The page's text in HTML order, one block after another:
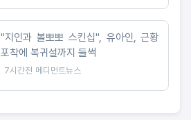
"지인과 볼뽀뽀 스킨십", 유아인, 근황
포착에 복귀설까지 들썩
7시간전 메디먼트뉴스